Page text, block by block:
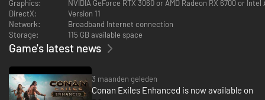
The Riddle of Steel
Conan Exiles is een survivalgame met online multiplayer die zich afspeelt
in het wrede land van Conan the Barbarian – nu met tovenarij. Betreed
je eigen huis, of zelfs een gedeelde stad. Overleef in een ijskoud klimaat,
verken grotten vol met schatten, ontwikkel je personage van een rovende
overlevende tot een sterke barbaar en een machtige tovenaar en
Graphics:
NVIDIA GeForce RTX 3060 or AMD Radeon RX 6700 or Intel
DirectX:
Version 11
Network:
Broadband Internet connection
Storage:
115 GB available space
Game's latest news
3 maanden geleden
Conan Exiles Enhanced is now available on